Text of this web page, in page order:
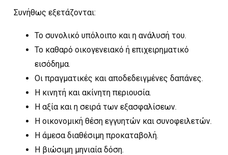
Συνήθως εξετάζονται:
Το συνολικό υπόλοιπο και η ανάλυσή του.
Το καθαρό οικογενειακό ή επιχειρηματικό
εισόδημα.
Οι πραγματικές και αποδεδειγμένες δαπάνες.
Η κινητή και ακίνητη περιουσία.
Η αξία και η σειρά των εξασφαλίσεων.
Η οικονομική θέση εγγυητών και συνοφειλετών.
Η άμεσα διαθέσιμη προκαταβολή.
Η βιώσιμη μηνιαία δόση.